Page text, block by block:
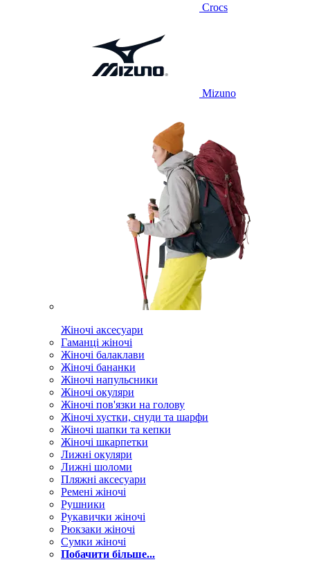
Crocs
Mizuno
Жіночі аксесуари
Гаманці жіночі
Жіночі балаклави
Жіночі бананки
Жіночі напульсники
Жіночі окуляри
Жіночі пов'язки на голову
Жіночі хустки, снуди та шарфи
Жіночі шапки та кепки
Жіночі шкарпетки
Лижні окуляри
Лижні шоломи
Пляжні аксесуари
Ремені жіночі
Рушники
Рукавички жіночі
Рюкзаки жіночі
Сумки жіночі
Побачити більше...